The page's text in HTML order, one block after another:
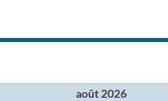
août 2026